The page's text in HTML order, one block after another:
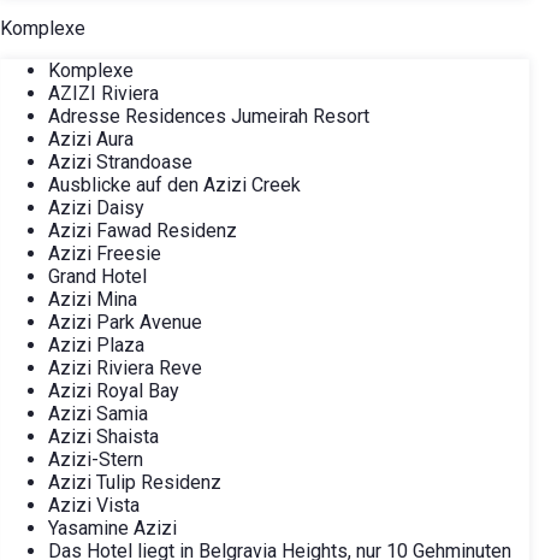
Komplexe
Komplexe
AZIZI Riviera
Adresse Residences Jumeirah Resort
Azizi Aura
Azizi Strandoase
Ausblicke auf den Azizi Creek
Azizi Daisy
Azizi Fawad Residenz
Azizi Freesie
Grand Hotel
Azizi Mina
Azizi Park Avenue
Azizi Plaza
Azizi Riviera Reve
Azizi Royal Bay
Azizi Samia
Azizi Shaista
Azizi-Stern
Azizi Tulip Residenz
Azizi Vista
Yasamine Azizi
Das Hotel liegt in Belgravia Heights, nur 10 Gehminuten